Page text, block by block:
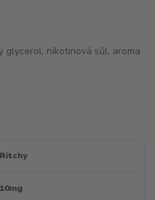
glycerol, nikotinová sůl, aroma
Ritchy
10mg